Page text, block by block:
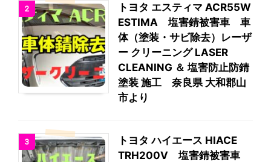
2
トヨタ エスティマ ACR55W
ESTIMA 塩害錆被害車 車
体（塗装・サビ除去）レーザ
ー クリーニング LASER
CLEANING ＆ 塩害防止防錆
塗装 施工 奈良県 大和郡山
市より
3
トヨタ ハイエース HIACE
TRH200V 塩害錆被害車